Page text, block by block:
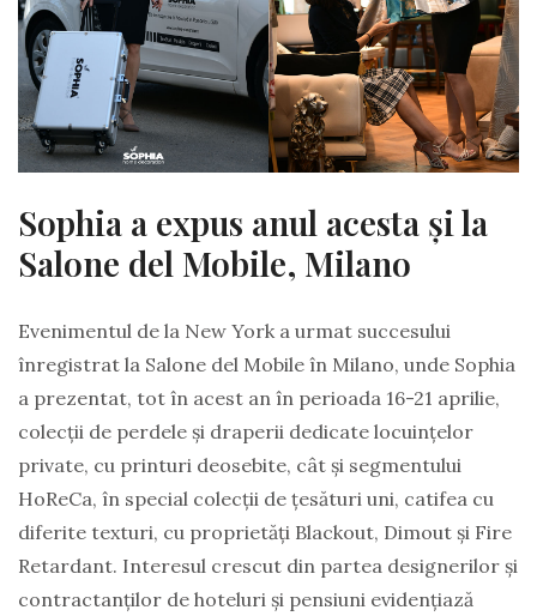
Sophia a expus anul acesta și la
Salone del Mobile, Milano
Evenimentul de la New York a urmat succesului
înregistrat la Salone del Mobile în Milano, unde Sophia
a prezentat, tot în acest an în perioada 16-21 aprilie,
colecții de perdele și draperii dedicate locuințelor
private, cu printuri deosebite, cât și segmentului
HoReCa, în special colecții de țesături uni, catifea cu
diferite texturi, cu proprietăți Blackout, Dimout și Fire
Retardant. Interesul crescut din partea designerilor și
contractanților de hoteluri și pensiuni evidențiază